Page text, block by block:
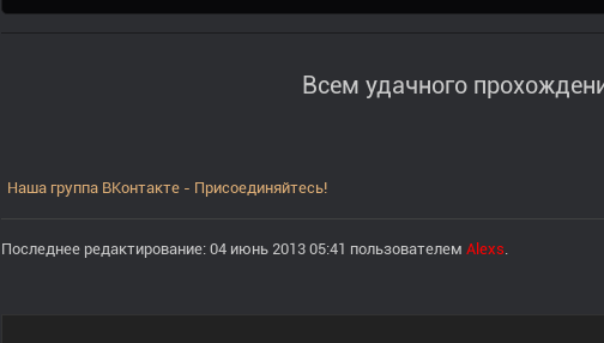
Всем удачного
Наша группа ВКонтакте - Присоединяйтесь!
Последнее редактирование: 04 июнь 2013 05:41 пользователем Alexs.